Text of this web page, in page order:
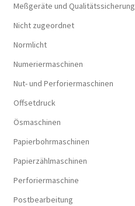
Meßgeräte und Qualitätssicherung
Nicht zugeordnet
Normlicht
Numeriermaschinen
Nut- und Perforiermaschinen
Offsetdruck
Ösmaschinen
Papierbohrmaschinen
Papierzählmaschinen
Perforiermaschine
Postbearbeitung